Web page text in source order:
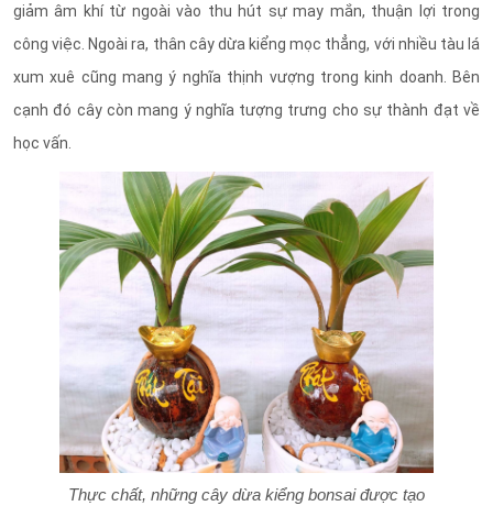
giảm âm khí từ ngoài vào thu hút sự may mắn, thuận lợi trong
công việc. Ngoài ra, thân cây dừa kiểng mọc thẳng, với nhiều tàu lá
xum xuê cũng mang ý nghĩa thịnh vượng trong kinh doanh. Bên
cạnh đó cây còn mang ý nghĩa tượng trưng cho sự thành đạt về
học vấn.
Thực chất, những cây dừa kiểng bonsai được tạo